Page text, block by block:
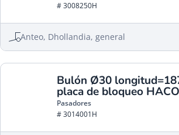
# 3008250H
Anteo, Dhollandia, general
Bulón Ø30
placa de bloqueo HACO
Pasadores
# 3014001H